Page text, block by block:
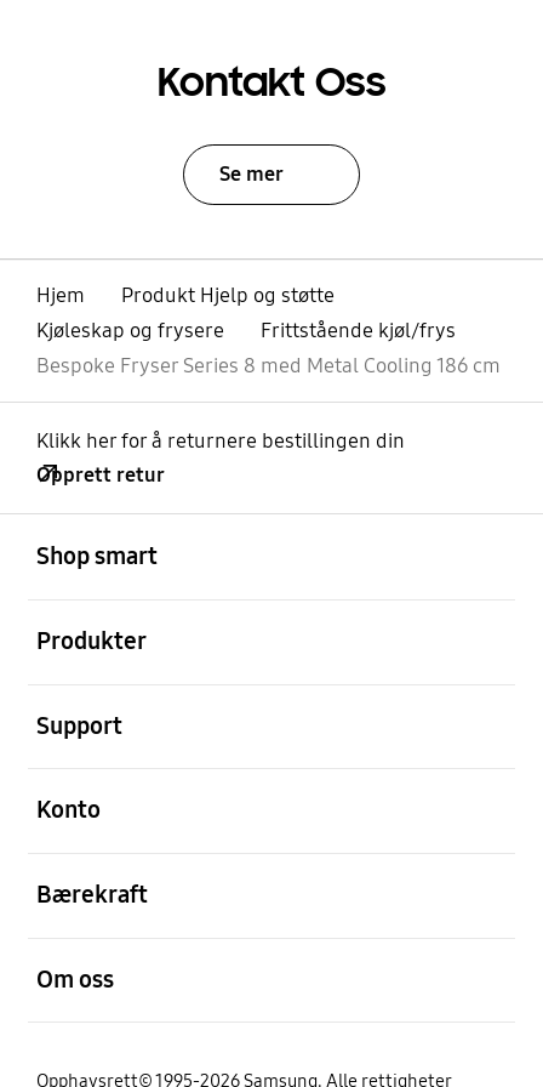
Kontakt Oss
Se mer
Hjem
Produkt Hjelp og støtte
Kjøleskap og frysere
Frittstående kjøl/frys
Bespoke Fryser Series 8 med Metal Cooling 186 cm
Klikk her for å returnere bestillingen din
Opprett retur
Shop smart
Produkter
Support
Konto
Bærekraft
Om oss
Opphavsrett© 1995-2026 Samsung. Alle rettigheter